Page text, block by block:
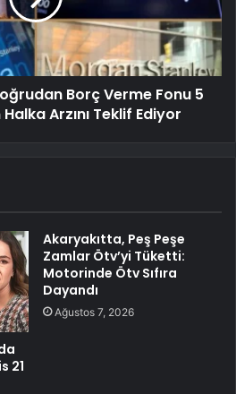
Borç Verme Fonu 5
Arzını Teklif Ediyor
21
Akaryakıtta, Peş Peşe
Zamlar Ötv’yi Tüketti:
Motorinde Ötv Sıfıra
Dayandı
Ağustos 7, 2026